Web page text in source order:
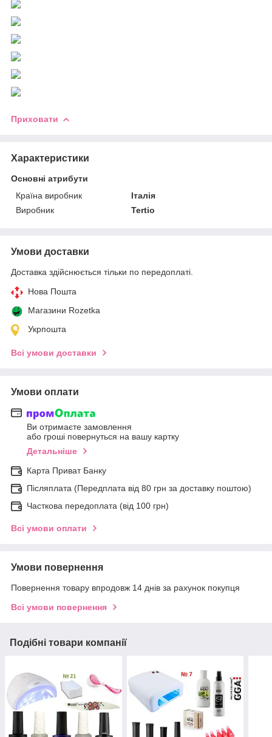
Приховати
Характеристики
Основні атрибути
Країна виробник
Італія
Виробник
Tertio
Умови доставки
Доставка здійснюється тільки по передоплаті.
Нова Пошта
Магазини Rozetka
Укрпошта
Всі умови доставки
Умови оплати
Ви отримаєте замовлення
або гроші повернуться на вашу картку
Детальніше
Карта Приват Банку
Післяплата (Передплата від 80 грн за доставку поштою)
Часткова передоплата (від 100 грн)
Всі умови оплати
Умови повернення
Повернення товару впродовж 14 днів за рахунок покупця
Всі умови повернення
Подібні товари компанії